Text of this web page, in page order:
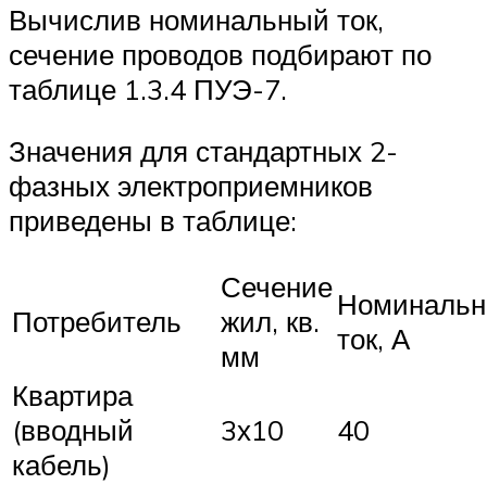
Вычислив номинальный ток,
сечение проводов подбирают по
таблице 1.3.4 ПУЭ-7.
Значения для стандартных 2-
фазных электроприемников
приведены в таблице:
Потребитель
Сечение
жил, кв.
мм
ток, А
Квартира
(вводный
кабель)
3х10 40